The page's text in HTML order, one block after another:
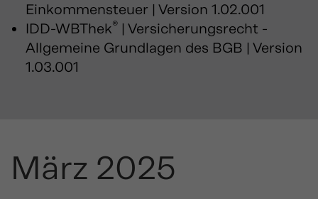
Einkommensteuer | Version 1.02.001
IDD-WBThek® | Versicherungsrecht -
Allgemeine Grundlagen des BGB | Version
1.03.001
März 2025